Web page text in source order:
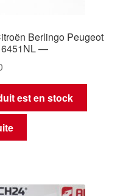
Berlingo Peugeot
6451NL —
est en stock